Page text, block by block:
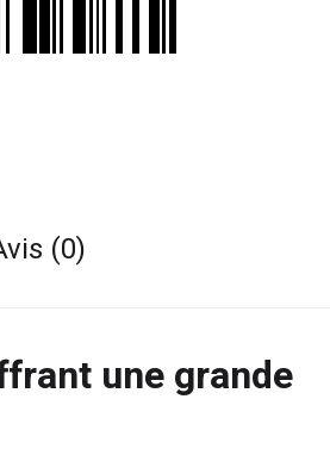
(0)
une grande